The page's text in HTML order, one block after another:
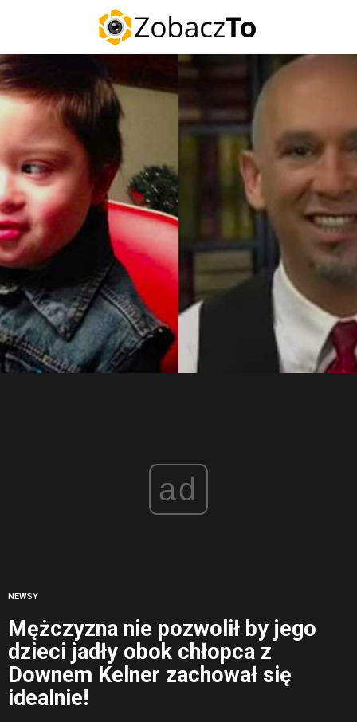
ad
NEWSY
Mężczyzna nie pozwolił by jego
dzieci jadły obok chłopca z
Downem Kelner zachował się
idealnie!